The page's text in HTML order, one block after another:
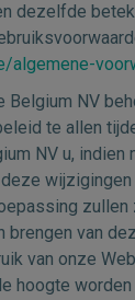
dezelfde
Belgium NV
te allen
NV u, indien
zullen
brengen van
van onze
hoogte